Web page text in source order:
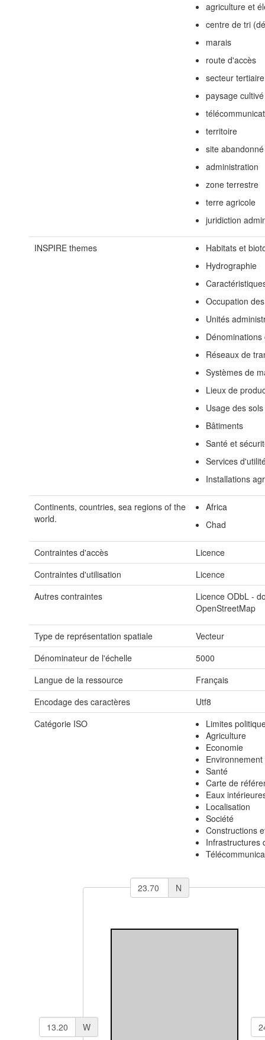
agriculture et
centre de tri
marais
route d'accès
secteur tertiaire
paysage cultivé
territoire
site abandonné
administration
zone terrestre
terre agricole
juridiction
INSPIRE themes
Habitats et
Hydrographie
Occupation
Unités
Réseaux de
Systèmes de
Lieux de
Usage des sols
Bâtiments
Santé et
Services
Installations
Continents, countries, sea regions of the
world.
Africa
Chad
Contraintes d'accès
Licence
Contraintes d'utilisation
Licence
Autres contraintes
Licence ODbL -
OpenStreetMap
Type de représentation spatiale
Vecteur
Dénominateur de l'échelle
5000
Langue de la ressource
Français
Encodage des caractères
Utf8
Catégorie ISO
Limites
Agriculture
Economie
Environnement
Santé
Carte de
Eaux
Localisation
Société
Constructions
Infrastructures
N
W